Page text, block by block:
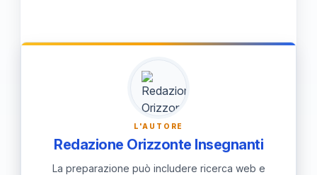
comprendere e dimostrare relazioni
angolari, facilitando l'applicazione di
questi concetti in situazioni pratiche e
L'AUTORE
Redazione Orizzonte Insegnanti
La preparazione può includere ricerca web e